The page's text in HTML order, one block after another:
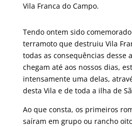
Vila Franca do Campo.
Tendo ontem sido
terramoto que destruiu Vila
todas as consequências desse
chegam até aos nossos dias,
intensamente uma delas,
desta Vila e de toda a ilha de
Ao que consta, os primeiros
saíram em grupo ou rancho